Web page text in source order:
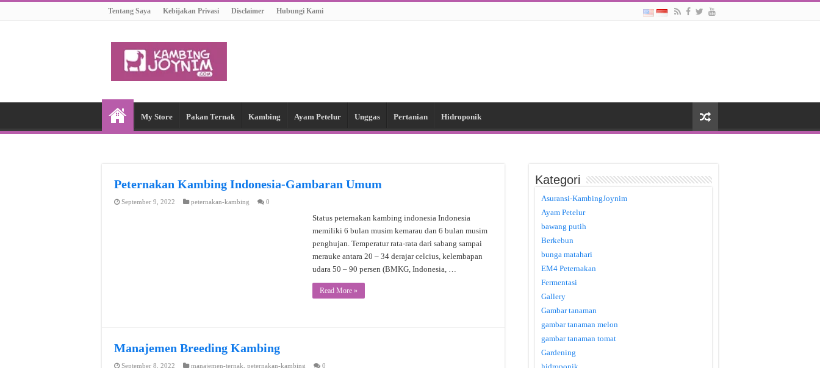
Tentang Saya Kebijakan Privasi Disclaimer Hubungi Kami
My Store Pakan Ternak Kambing Ayam Petelur Unggas Pertanian Hidroponik
Peternakan Kambing Indonesia-Gambaran Umum
September 9, 2022 peternakan-kambing 0
Status peternakan kambing indonesia Indonesia
memiliki 6 bulan musim kemarau dan 6 bulan musim
penghujan. Temperatur rata-rata dari sabang sampai
merauke antara 20 – 34 derajar celcius, kelembapan
udara 50 – 90 persen (BMKG, Indonesia, …
Read More »
Manajemen Breeding Kambing
September 8, 2022 manajemen-ternak peternakan-kambing 0
Kategori
Asuransi-KambingJoynim
Ayam Petelur
bawang putih
Berkebun
bunga matahari
EM4 Peternakan
Fermentasi
Gallery
Gambar tanaman
gambar tanaman melon
gambar tanaman tomat
Gardening